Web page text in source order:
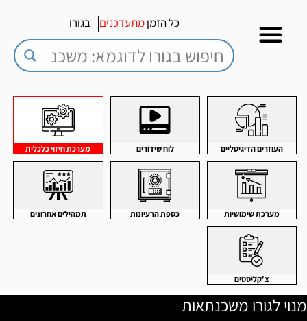
כל הזמןמתעדכנים בגורו
העוזרים הדיגיטליים לוח שידורים מערכת חיזוי כלכלית
מערכת שימושיות כספת הרעיונות תמהילים אחרונים
צ'קליסטים
מנוי לגורו משכנתאות